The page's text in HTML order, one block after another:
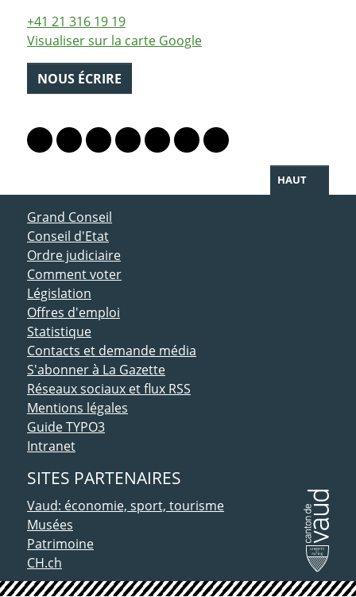
+41 21 316 19 19
Visualiser sur la carte Google
NOUS ÉCRIRE
Lien vers le profil Mastodon
Lien vers le profil Bluesky
Lien vers le profil Instagram
Lien vers le profil Linkedin
Lien vers le profil Facebook
Lien vers le profil Twitter
Partager par WhatsApp
HAUT
ACCÈS DIRECT
Grand Conseil
Conseil d'Etat
Ordre judiciaire
Comment voter
Législation
Offres d'emploi
Statistique
Contacts et demande média
S'abonner à La Gazette
Réseaux sociaux et flux RSS
Mentions légales
Guide TYPO3
Intranet
SITES PARTENAIRES
Vaud: économie, sport, tourisme
Musées
Patrimoine
CH.ch